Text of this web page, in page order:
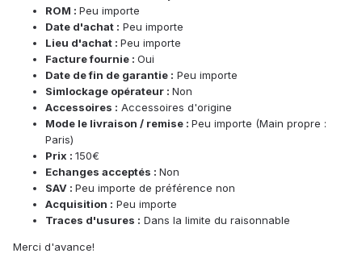
ROM : Peu importe
Date d'achat : Peu importe
Lieu d'achat : Peu importe
Facture fournie : Oui
Date de fin de garantie : Peu importe
Simlockage opérateur : Non
Accessoires : Accessoires d'origine
Mode le livraison / remise : Peu importe (Main propre :
Paris)
Prix : 150€
Echanges acceptés : Non
SAV : Peu importe de préférence non
Acquisition : Peu importe
Traces d'usures : Dans la limite du raisonnable
Merci d'avance!